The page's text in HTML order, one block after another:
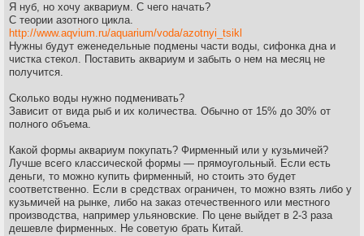
Я нуб, но хочу аквариум. С чего начать?
С теории азотного цикла.
http://www.aqvium.ru/aquarium/voda/azotnyi_tsikl
Нужны будут еженедельные подмены части воды, сифонка дна и
чистка стекол. Поставить аквариум и забыть о нем на месяц не
получится.
Сколько воды нужно подменивать?
Зависит от вида рыб и их количества. Обычно от 15% до 30% от
полного объема.
Какой формы аквариум покупать? Фирменный или у кузьмичей?
Лучше всего классической формы — прямоугольный. Если есть
деньги, то можно купить фирменный, но стоить это будет
соответственно. Если в средствах ограничен, то можно взять либо у
кузьмичей на рынке, либо на заказ отечественного или местного
производства, например ульяновские. По цене выйдет в 2-3 раза
дешевле фирменных. Не советую брать Китай.